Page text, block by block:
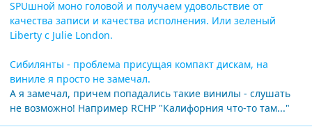
SPUшной моно головой и получаем удовольствие от
качества записи и качества исполнения. Или зеленый
Liberty с Julie London.
Сибилянты - проблема присущая компакт дискам, на
виниле я просто не замечал.
А я замечал, причем попадались такие винилы - слушать
не возможно! Например RCHP "Калифорния что-то там..."